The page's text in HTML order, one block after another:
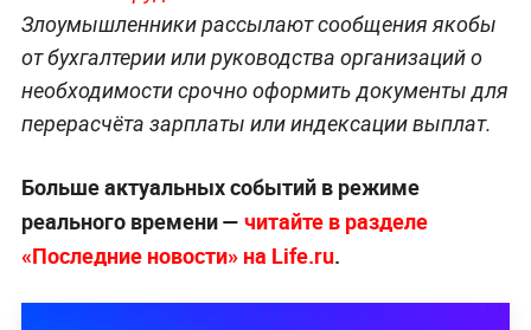
Злоумышленники рассылают сообщения якобы
от бухгалтерии или руководства организаций о
необходимости срочно оформить документы для
перерасчёта зарплаты или индексации выплат.
Больше актуальных событий в режиме
реального времени — читайте в разделе
«Последние новости» на Life.ru.